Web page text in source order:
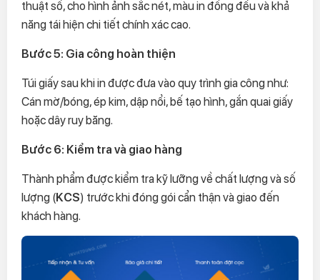
thuật số, cho hình ảnh sắc nét, màu in đồng đều và khả
năng tái hiện chi tiết chính xác cao.
Bước 5: Gia công hoàn thiện
Túi giấy sau khi in được đưa vào quy trình gia công như:
Cán mờ/bóng, ép kim, dập nổi, bế tạo hình, gắn quai giấy
hoặc dây ruy băng.
Bước 6: Kiểm tra và giao hàng
Thành phẩm được kiểm tra kỹ lưỡng về chất lượng và số
lượng (KCS) trước khi đóng gói cẩn thận và giao đến
khách hàng.